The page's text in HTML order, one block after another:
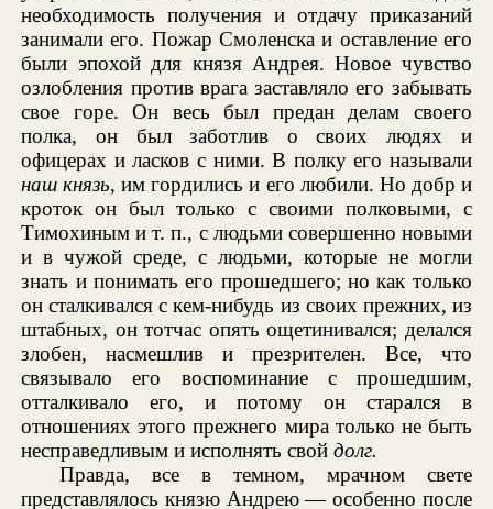
необходимость получения и отдачу приказаний
занимали его. Пожар Смоленска и оставление его
были эпохой для князя Андрея. Новое чувство
озлобления против врага заставляло его забывать
свое горе. Он весь был предан делам своего
полка, он был заботлив о своих людях и
офицерах и ласков с ними. В полку его называли
наш князь, им гордились и его любили. Но добр и
кроток он был только с своими полковыми, с
Тимохиным и т. п., с людьми совершенно новыми
и в чужой среде, с людьми, которые не могли
знать и понимать его прошедшего; но как только
он сталкивался с кем-нибудь из своих прежних, из
штабных, он тотчас опять ощетинивался; делался
злобен, насмешлив и презрителен. Все, что
связывало его воспоминание с прошедшим,
отталкивало его, и потому он старался в
отношениях этого прежнего мира только не быть
несправедливым и исполнять свойдолг.
Правда, все в темном, мрачном свете
представлялось князю Андрею — особенно после